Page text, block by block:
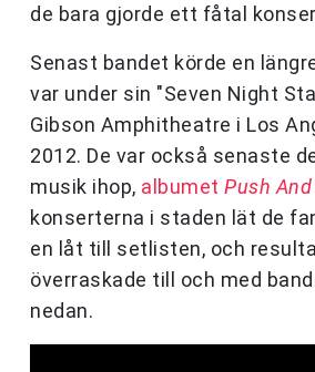
de bara gjorde ett fåtal
Senast bandet körde en
var under sin "Seven Night
Gibson Amphitheatre i Los
2012. De var också senaste
musik ihop, albumet Push
konserterna i staden lät de
en låt till setlisten, och
överraskade till och med
nedan.